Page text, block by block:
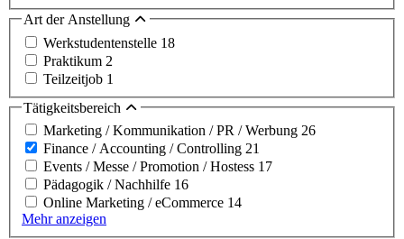
Art der Anstellung
Werkstudentenstelle 18
Praktikum 2
Teilzeitjob 1
Tätigkeitsbereich
Marketing / Kommunikation / PR / Werbung 26
Finance / Accounting / Controlling 21
Events / Messe / Promotion / Hostess 17
Pädagogik / Nachhilfe 16
Online Marketing / eCommerce 14
Mehr anzeigen